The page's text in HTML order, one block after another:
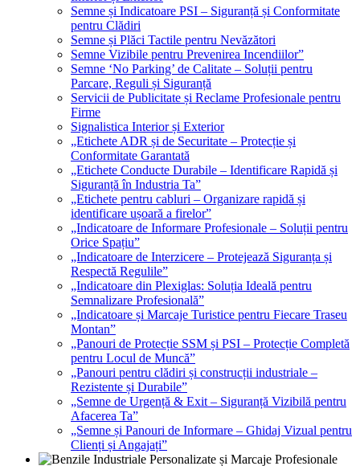
Semne și Indicatoare PSI – Siguranță și Conformitate
pentru Clădiri
Semne și Plăci Tactile pentru Nevăzători
Semne Vizibile pentru Prevenirea Incendiilor”
Semne ‘No Parking’ de Calitate – Soluții pentru
Parcare, Reguli și Siguranță
Servicii de Publicitate și Reclame Profesionale pentru
Firme
Signalistica Interior și Exterior
„Etichete ADR și de Securitate – Protecție și
Conformitate Garantată
„Etichete Conducte Durabile – Identificare Rapidă și
Siguranță în Industria Ta”
„Etichete pentru cabluri – Organizare rapidă și
identificare ușoară a firelor”
„Indicatoare de Informare Profesionale – Soluții pentru
Orice Spațiu”
„Indicatoare de Interzicere – Protejează Siguranța și
Respectă Regulile”
„Indicatoare din Plexiglas: Soluția Ideală pentru
Semnalizare Profesională”
„Indicatoare și Marcaje Turistice pentru Fiecare Traseu
Montan”
„Panouri de Protecție SSM și PSI – Protecție Completă
pentru Locul de Muncă”
„Panouri pentru clădiri și construcții industriale –
Rezistente și Durabile”
„Semne de Urgență & Exit – Siguranță Vizibilă pentru
Afacerea Ta”
„Semne și Panouri de Informare – Ghidaj Vizual pentru
Clienți și Angajați”